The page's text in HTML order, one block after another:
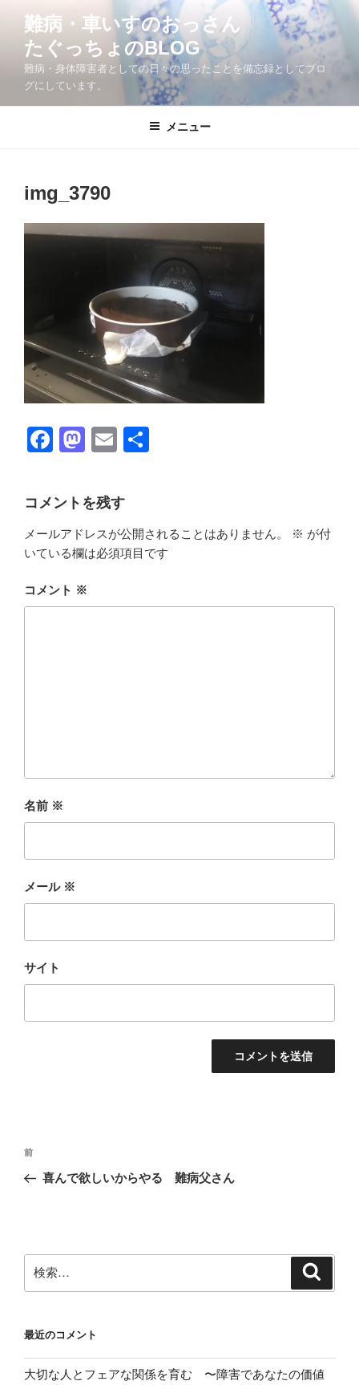
へ
難病・車いすのおっさん
たぐっちょのBLOG
難病・身体障害者としての日々の思ったことを備忘録としてブロ
グにしています。
メニュー
img_3790
F
c
e
b
o
o
M
st
o
d
o
n
E
ail
コメントを残す
メールアドレスが公開されることはありません。 ※ が付
いている欄は必須項目です
コメント ※
名前 ※
メール ※
サイト
投
ナ
ー
シ
前
の
前
喜んで欲しいからやる 難病父さん
索:
最近のコメント
大切な人とフェアな関係を育む 〜障害であなたの価値